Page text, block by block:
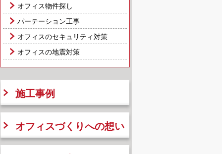
オフィス物件探し
パーテーション工事
オフィスのセキュリティ対策
オフィスの地震対策
施工事例
オフィスづくりへの想い